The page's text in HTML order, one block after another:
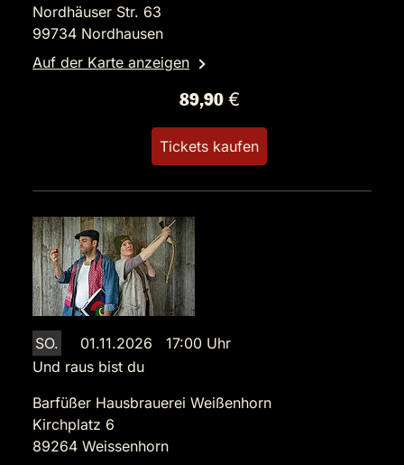
Nordhäuser Str. 63
99734 Nordhausen
Auf der Karte anzeigen
89,90 €
Tickets kaufen
SO.
01.11.2026 17:00 Uhr
Und raus bist du
Barfüßer Hausbrauerei Weißenhorn
Kirchplatz 6
89264 Weissenhorn